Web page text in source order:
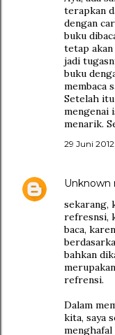
terapkan
dengan
buku
tetap
jadi
buku
membaca
Setelah
mengenai
menarik.
29 Juni
Unknown
sekarang,
refresnsi,
baca,
bahkan
refrensi.
Dalam
kita, saya
menghafal